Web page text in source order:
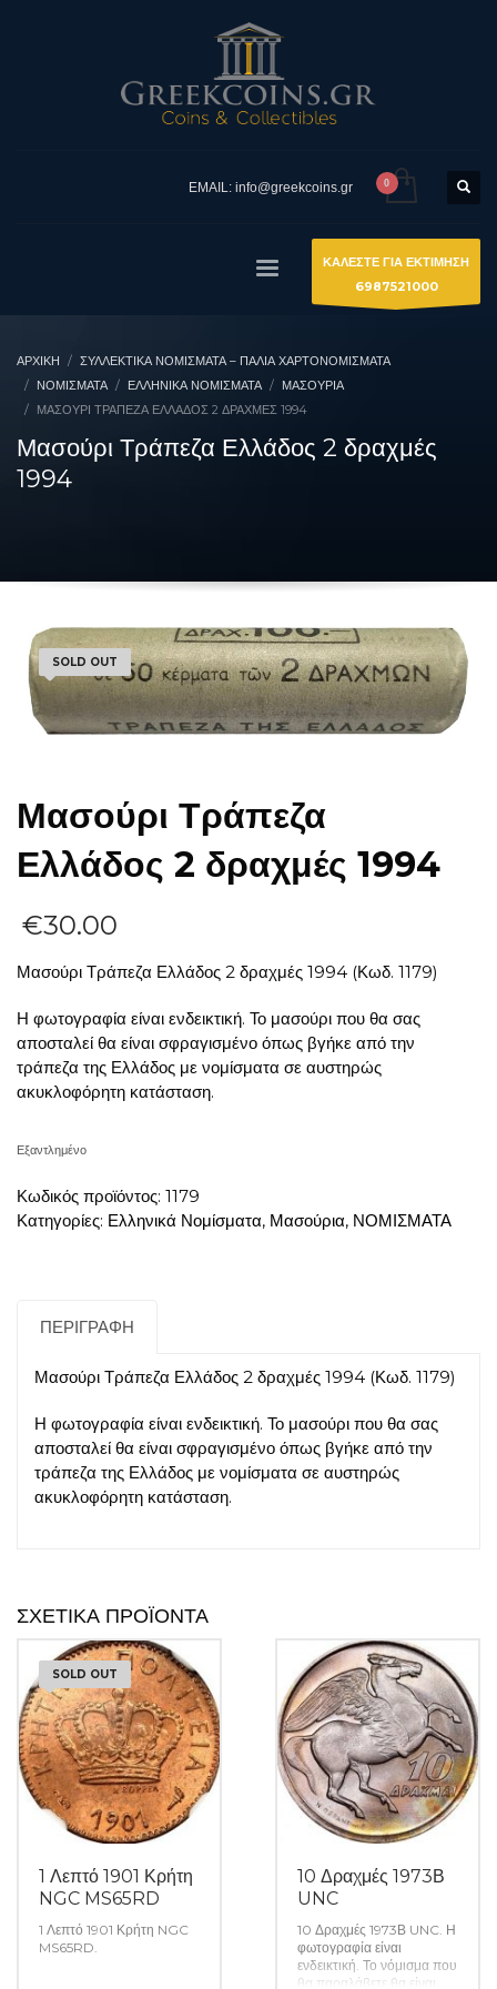
EMAIL: info@greekcoins.gr
ΚΑΛΕΣΤΕ ΓΙΑ ΕΚΤΙΜΗΣΗ
6987521000
ΑΡΧΙΚΉ
ΣΥΛΛΕΚΤΙΚΆ ΝΟΜΊΣΜΑΤΑ – ΠΑΛΙΆ ΧΑΡΤΟΝΟΜΊΣΜΑΤΑ
ΝΟΜΙΣΜΑΤΑ
ΕΛΛΗΝΙΚΆ ΝΟΜΊΣΜΑΤΑ
ΜΑΣΟΎΡΙΑ
ΜΑΣΟΎΡΙ ΤΡΆΠΕΖΑ ΕΛΛΆΔΟΣ 2 ΔΡΑΧΜΈΣ 1994
Μασούρι Τράπεζα Ελλάδος 2 δραχμές
1994
SOLD OUT
Μασούρι Τράπεζα
Ελλάδος 2 δραχμές 1994
€30.00
Μασούρι Τράπεζα Ελλάδος 2 δραχμές 1994 (Κωδ. 1179)
Η φωτογραφία είναι ενδεικτική. Το μασούρι που θα σας
αποσταλεί θα είναι σφραγισμένο όπως βγήκε από την
τράπεζα της Ελλάδος με νομίσματα σε αυστηρώς
ακυκλοφόρητη κατάσταση.
Εξαντλημένο
Κωδικός προϊόντος: 1179
Κατηγορίες: Ελληνικά Νομίσματα, Μασούρια, ΝΟΜΙΣΜΑΤΑ
ΠΕΡΙΓΡΑΦΉ
Μασούρι Τράπεζα Ελλάδος 2 δραχμές 1994 (Κωδ. 1179)
Η φωτογραφία είναι ενδεικτική. Το μασούρι που θα σας
αποσταλεί θα είναι σφραγισμένο όπως βγήκε από την
τράπεζα της Ελλάδος με νομίσματα σε αυστηρώς
ακυκλοφόρητη κατάσταση.
ΣΧΕΤΙΚΆ ΠΡΟΪΌΝΤΑ
SOLD OUT
1 Λεπτό 1901 Κρήτη
NGC MS65RD
1 Λεπτό 1901 Κρήτη NGC
MS65RD.
10 Δραχμές 1973Β
UNC
10 Δραχμές 1973Β UNC. Η
φωτογραφία είναι
ενδεικτική. Το νόμισμα που
θα παραλάβετε θα είναι